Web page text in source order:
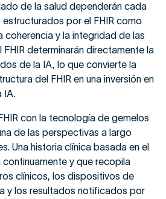
de la salud dependerán cada
por el FHIR como
coherencia y la integridad de las
determinarán directamente la
de la IA, lo que convierte la
del FHIR en una inversión en
IA.
con la tecnología de gemelos
de las perspectivas a largo
Una historia clínica basada en el
continuamente y que recopila
clínicos, los dispositivos de
y los resultados notificados por